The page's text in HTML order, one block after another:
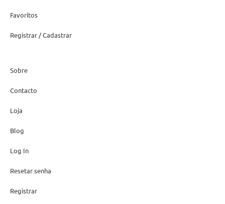
Favoritos
Registrar / Cadastrar
Sobre
Contacto
Loja
Blog
Log In
Resetar senha
Registrar